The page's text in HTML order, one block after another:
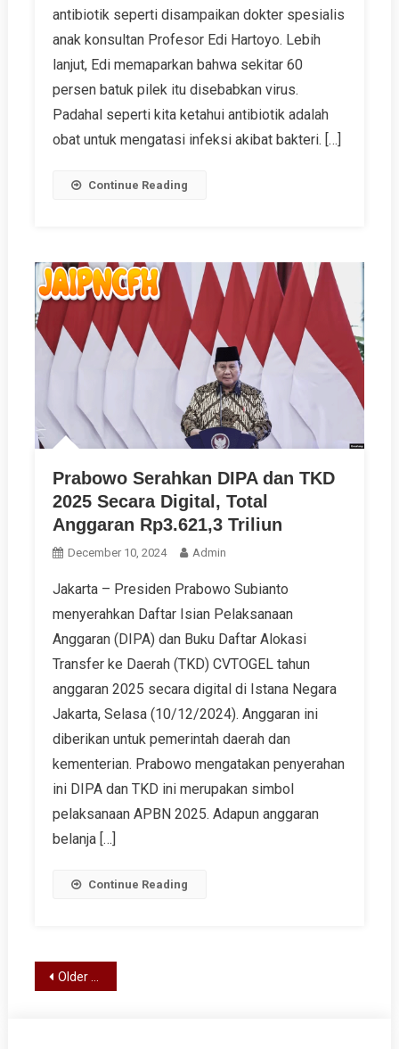
antibiotik seperti disampaikan dokter spesialis
anak konsultan Profesor Edi Hartoyo. Lebih
lanjut, Edi memaparkan bahwa sekitar 60
persen batuk pilek itu disebabkan virus.
Padahal seperti kita ketahui antibiotik adalah
obat untuk mengatasi infeksi akibat bakteri. […]
Continue Reading
Prabowo Serahkan DIPA dan TKD
2025 Secara Digital, Total
Anggaran Rp3.621,3 Triliun
December 10, 2024 Admin
Jakarta – Presiden Prabowo Subianto
menyerahkan Daftar Isian Pelaksanaan
Anggaran (DIPA) dan Buku Daftar Alokasi
Transfer ke Daerah (TKD) CVTOGEL tahun
anggaran 2025 secara digital di Istana Negara
Jakarta, Selasa (10/12/2024). Anggaran ini
diberikan untuk pemerintah daerah dan
kementerian. Prabowo mengatakan penyerahan
ini DIPA dan TKD ini merupakan simbol
pelaksanaan APBN 2025. Adapun anggaran
belanja […]
Continue Reading
Posts
Older posts